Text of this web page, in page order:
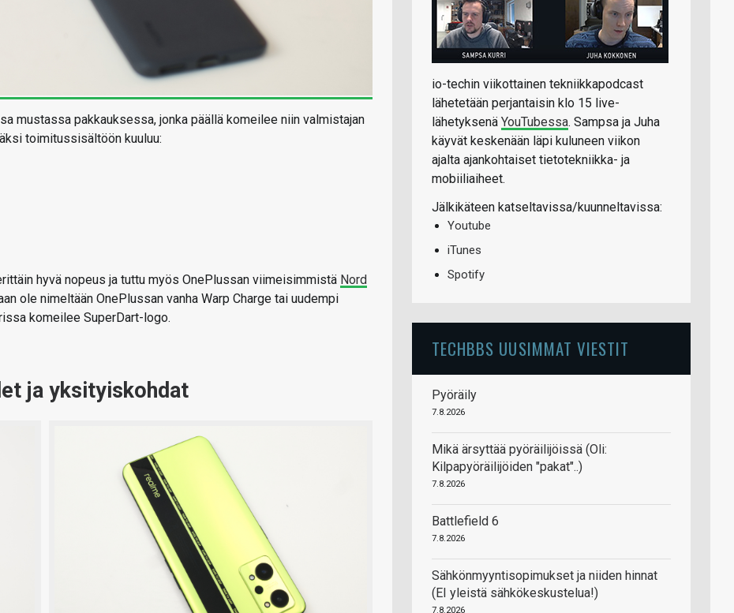
mustassa pakkauksessa, jonka päällä komeilee niin valmistajan
toimitussisältöön kuuluu:
hyvä nopeus ja tuttu myös OnePlussan viimeisimmistä Nord
ole nimeltään OnePlussan vanha Warp Charge tai uudempi
komeilee SuperDart-logo.
ja yksityiskohdat
io-techin viikottainen tekniikkapodcast
lähetetään perjantaisin klo 15 live-
lähetyksenä YouTubessa. Sampsa ja Juha
käyvät keskenään läpi kuluneen viikon
ajalta ajankohtaiset tietotekniikka- ja
mobiiliaiheet.
Jälkikäteen katseltavissa/kuunneltavissa:
Youtube
iTunes
Spotify
TECHBBS UUSIMMAT VIESTIT
Pyöräily
7.8.2026
Mikä ärsyttää pyöräilijöissä (Oli:
Kilpapyöräilijöiden "pakat"..)
7.8.2026
Battlefield 6
7.8.2026
Sähkönmyyntisopimukset ja niiden hinnat
(EI yleistä sähkökeskustelua!)
7.8.2026